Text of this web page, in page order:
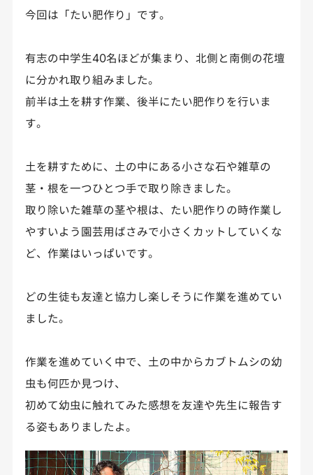
今回は「たい肥作り」です。
有志の中学生40名ほどが集まり、北側と南側の花壇
に分かれ取り組みました。
前半は土を耕す作業、後半にたい肥作りを行いま
す。
土を耕すために、土の中にある小さな石や雑草の
茎・根を一つひとつ手で取り除きました。
取り除いた雑草の茎や根は、たい肥作りの時作業し
やすいよう園芸用ばさみで小さくカットしていくな
ど、作業はいっぱいです。
どの生徒も友達と協力し楽しそうに作業を進めてい
ました。
作業を進めていく中で、土の中からカブトムシの幼
虫も何匹か見つけ、
初めて幼虫に触れてみた感想を友達や先生に報告す
る姿もありましたよ。